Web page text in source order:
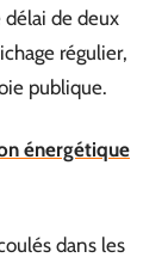
délai de deux
régulier,
publique.
énergétique
dans les